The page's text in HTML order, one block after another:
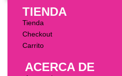
TIENDA
Tienda
Checkout
Carrito
ACERCA DE